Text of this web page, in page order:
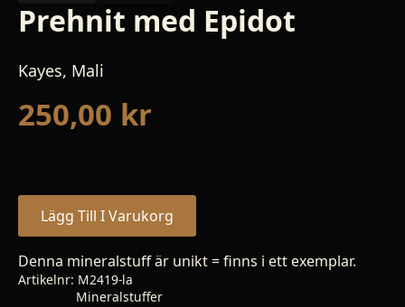
Prehnit med Epidot
Kayes, Mali
250,00 kr
Lägg Till I Varukorg
Denna mineralstuff är unikt = finns i ett exemplar.
Artikelnr: M2419-la
Mineralstuffer